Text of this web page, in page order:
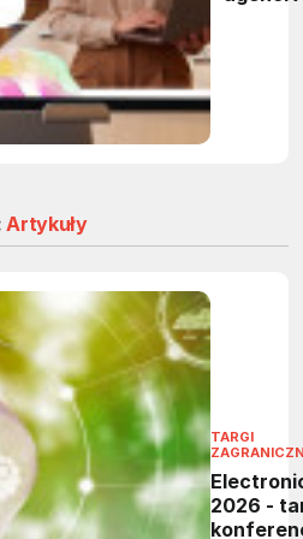
Artykuły
TARGI
2026 -